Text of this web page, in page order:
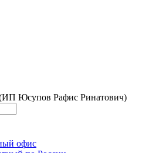
Юсупов Рафис Ринатович)
офис